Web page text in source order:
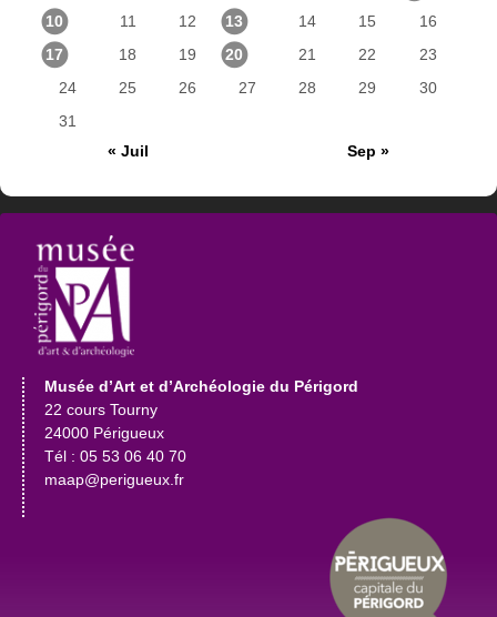
10
11 12 13 14 15
16
17
18 19 20 21 22
23
24
25 26 27 28 29
30
31
« Juil
Sep »
Musée d’Art et d’Archéologie du Périgord
22 cours Tourny
24000 Périgueux
Tél : 05 53 06 40 70
maap@perigueux.fr